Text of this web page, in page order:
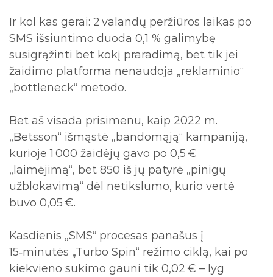
Ir kol kas gerai: 2 valandų peržiūros laikas po
SMS išsiuntimo duoda 0,1 % galimybę
susigrąžinti bet kokį praradimą, bet tik jei
žaidimo platforma nenaudoja „reklaminio“
„bottleneck“ metodo.
Bet aš visada prisimenu, kaip 2022 m.
„Betsson“ išmąstė „bandomąją“ kampaniją,
kurioje 1 000 žaidėjų gavo po 0,5 €
„laimėjimą“, bet 850 iš jų patyrė „pinigų
užblokavimą“ dėl netikslumo, kurio vertė
buvo 0,05 €.
Kasdienis „SMS“ procesas panašus į
15‑minutės „Turbo Spin“ režimo ciklą, kai po
kiekvieno sukimo gauni tik 0,02 € – lyg